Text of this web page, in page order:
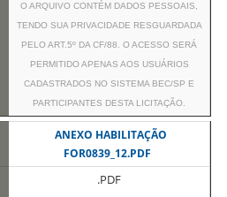
O ARQUIVO CONTÉM DADOS PESSOAIS,
TENDO SUA PRIVACIDADE RESGUARDADA
PELO ART.5º DA CF/88. O ACESSO SERÁ
PERMITIDO APENAS AOS USUÁRIOS
CADASTRADOS NO SISTEMA BEC/SP E
PARTICIPANTES DESTA LICITAÇÃO.
ANEXO HABILITAÇÃO
FOR0839_12.PDF
.PDF